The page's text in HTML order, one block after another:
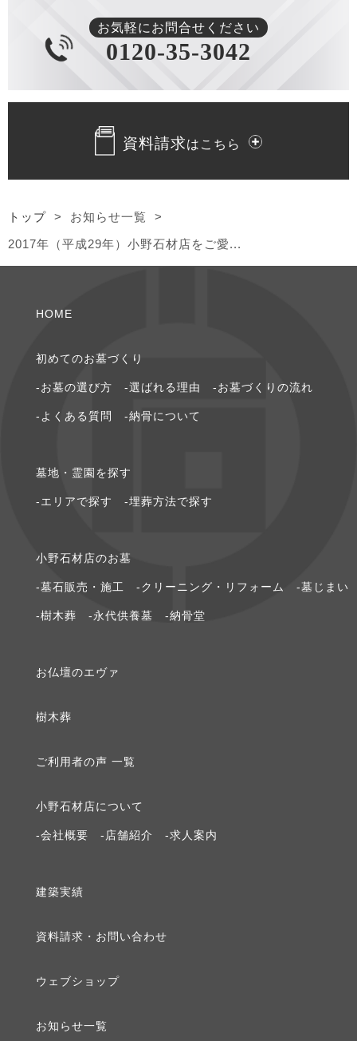
2024年1月 [1]
2023年12月 [1]
2023年4月 [1]
2022年5月 [1]
2020年6月 [1]
2020年3月 [1]
2020年2月 [1]
2018年10月 [1]
2018年9月 [1]
お気軽にお問合せください
0120-35-3042
資料請求はこちら
トップ > お知らせ一覧
>
2017年（平成29年）小野石材店をご愛...
HOME
初めてのお墓づくり
-お墓の選び⽅ -選ばれる理由 -お墓づくりの流れ
-よくある質問 -納⾻について
墓地・霊園を探す
-エリアで探す -埋葬方法で探す
⼩野⽯材店のお墓
-墓石販売・施工 -クリーニング・リフォーム -墓じまい
-樹木葬 -永代供養墓 -納骨堂
お仏壇のエヴァ
樹⽊葬
ご利⽤者の声 ⼀覧
⼩野⽯材店について
-会社概要 -店舗紹介 -求⼈案内
建築実績
資料請求・お問い合わせ
ウェブショップ
お知らせ⼀覧